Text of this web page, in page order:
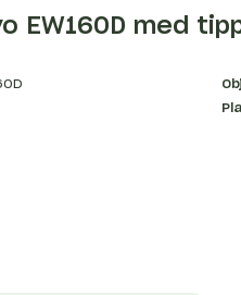
EW160D med